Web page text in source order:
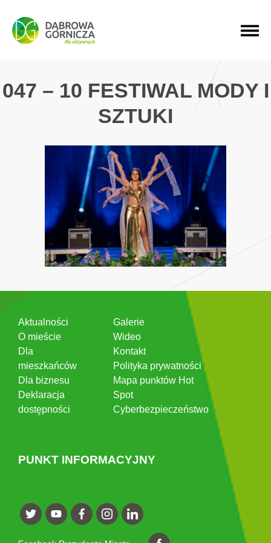
PRZEJDŹ DO MENU GŁÓWNEGO
PRZEJDŹ DO WYSZUKIWARKI
PRZEJDŹ DO TREŚCI
047 – 10 FESTIWAL MODY I
SZTUKI
Aktualności
O mieście
Dla
mieszkańców
Dla biznesu
Deklaracja
dostępności
Galerie
Wideo
Kontakt
Polityka prywatności
Mapa punktów Hot
Spot
Cyberbezpieczeństwo
PUNKT INFORMACYJNY